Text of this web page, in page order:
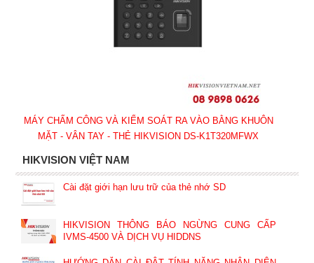
MÁY CHẤM CÔNG VÀ KIỂM SOÁT RA VÀO BẰNG KHUÔN
MẶT - VÂN TAY - THẺ HIKVISION DS-K1T320MFWX
HIKVISION VIỆT NAM
Cài đặt giới hạn lưu trữ của thẻ nhớ SD
HIKVISION THÔNG BÁO NGỪNG CUNG CẤP
IVMS-4500 VÀ DỊCH VỤ HIDDNS